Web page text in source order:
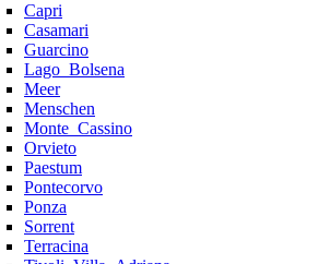
Capri
Casamari
Guarcino
Lago_Bolsena
Meer
Menschen
Monte_Cassino
Orvieto
Paestum
Pontecorvo
Ponza
Sorrent
Terracina